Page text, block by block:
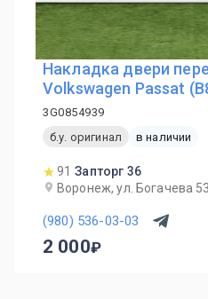
Накладка двери
Volkswagen Passat
3G0854939
б.у. оригинал
в наличии
91 Запторг 36
Воронеж, ул. Богачева
(980) 536-03-03
2 000